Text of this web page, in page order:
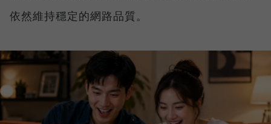
依然維持穩定的網路品質。